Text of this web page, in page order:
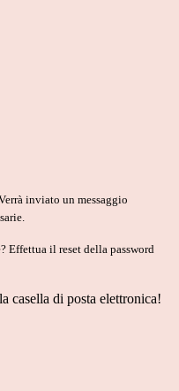
inviato un messaggio
Effettua il reset della password
casella di posta elettronica!